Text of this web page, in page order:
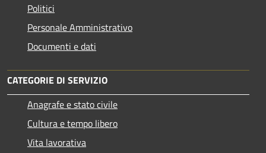
Politici
Personale Amministrativo
Documenti e dati
CATEGORIE DI SERVIZIO
Anagrafe e stato civile
Cultura e tempo libero
Vita lavorativa